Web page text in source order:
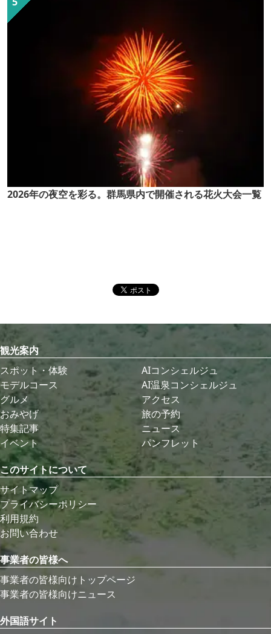
2026年の夜空を彩る。群馬県内で開催される花火大会一覧
観光案内
スポット・体験
モデルコース
グルメ
おみやげ
特集記事
イベント
AIコンシェルジュ
AI温泉コンシェルジュ
アクセス
旅の予約
ニュース
パンフレット
このサイトについて
サイトマップ
プライバシーポリシー
利用規約
お問い合わせ
事業者の皆様へ
事業者の皆様向けトップページ
事業者の皆様向けニュース
外国語サイト